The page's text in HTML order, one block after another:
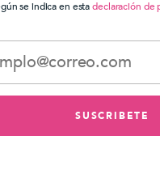
se indica en estadeclaración de
SUSCRIBETE